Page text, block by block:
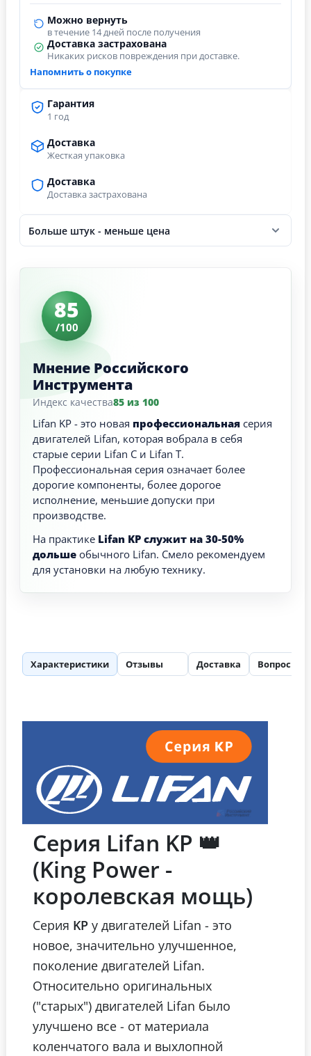
Гарантия
1 год
Доставка
Жесткая упаковка
Доставка
Доставка застрахована
Больше штук - меньше цена
Можно вернуть
в течение 14 дней после получения
Доставка застрахована
Никаких рисков повреждения при доставке.
Напомнить о покупке
85
/100
Мнение Российского
Инструмента
Индекс качества85 из 100
Lifan KP - это новая профессиональная серия
двигателей Lifan, которая вобрала в себя
старые серии Lifan C и Lifan T.
Профессиональная серия означает более
дорогие компоненты, более дорогое
исполнение, меньшие допуски при
производстве.
На практике Lifan KP служит на 30-50%
дольше обычного Lifan. Смело рекомендуем
для установки на любую технику.
Характеристики Отзывы Доставка Вопросы
Серия Lifan KP 👑
(King Power -
королевская мощь)
Серия KP у двигателей Lifan - это
новое, значительно улучшенное,
поколение двигателей Lifan.
Относительно оригинальных
("старых") двигателей Lifan было
улучшено все - от материала
коленчатого вала и выхлопной